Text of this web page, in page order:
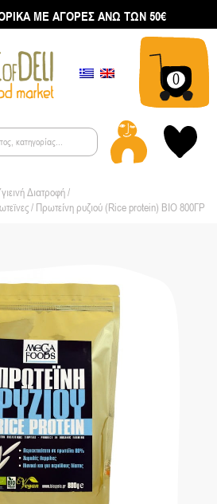
ΜΕ ΑΓΟΡΕΣ ΑΝΩ ΤΩΝ 50€
0
Διατροφή/
/ Πρωτείνη ρυζιού (Rice protein) ΒΙΟ 800ΓΡ